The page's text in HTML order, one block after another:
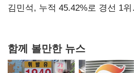
탈환'(종합)
김민석, 누적 45.42%로 경선 1
함께 볼만한 뉴스